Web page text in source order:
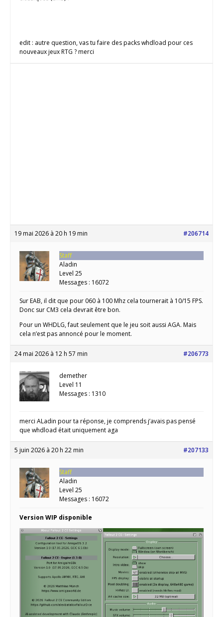
edit : autre question, vas tu faire des packs whdload pour ces
nouveaux jeux RTG ? merci
19 mai 2026 à 20 h 19 min #206714
Staff
Aladin
Level 25
Messages : 16072
Sur EAB, il dit que pour 060 à 100 Mhz cela tournerait à 10/15 FPS.
Donc sur CM3 cela devrait être bon.
Pour un WHDLG, faut seulement que le jeu soit aussi AGA. Mais
cela n’est pas annoncé pour le moment.
24 mai 2026 à 12 h 57 min #206773
demether
Level 11
Messages : 1310
merci ALadin pour ta réponse, je comprends j’avais pas pensé
que whdload était uniquement aga
5 juin 2026 à 20 h 22 min #207133
Staff
Aladin
Level 25
Messages : 16072
Version WIP disponible